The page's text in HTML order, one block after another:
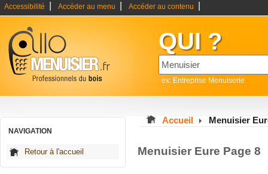
Accessibilité Accéder au menu Accéder au contenu
QUI ?
ex: Entreprise Menuiserie
NAVIGATION
Retour à l'accueil
Accueil Menuisier
Menuisier Eure Page 8